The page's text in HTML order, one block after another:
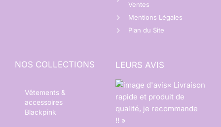
Ventes
Mentions Légales
Plan du Site
NOS COLLECTIONS
Vêtements &
accessoires
Blackpink
LEURS AVIS
« Livraison
rapide et produit de
qualité, je recommande
!! »